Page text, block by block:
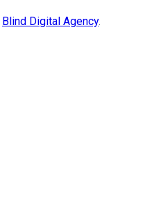
Blind Digital Agency.